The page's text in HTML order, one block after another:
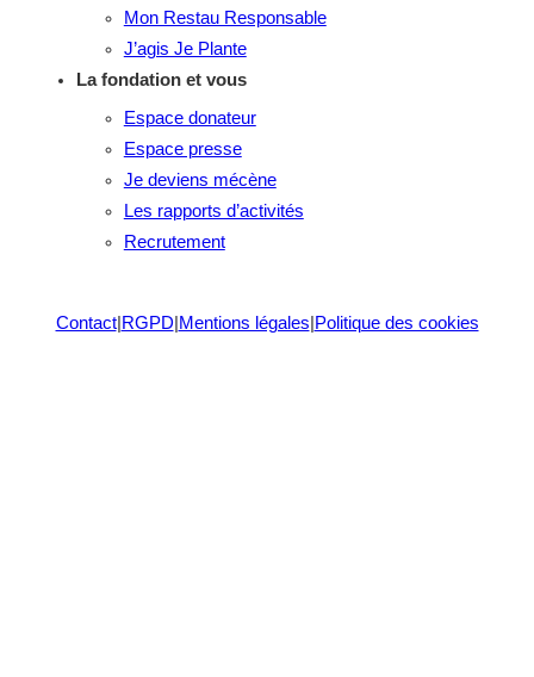
Mon Restau Responsable
J’agis Je Plante
La fondation et vous
Espace donateur
Espace presse
Je deviens mécène
Les rapports d’activités
Recrutement
Contact| RGPD Mentions légales Politique des cookies